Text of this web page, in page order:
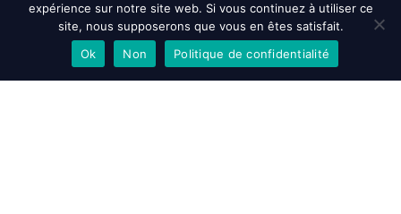
expérience sur notre site web. Si vous continuez à utiliser ce
site, nous supposerons que vous en êtes satisfait.
Ok
Non Politique de confidentialité